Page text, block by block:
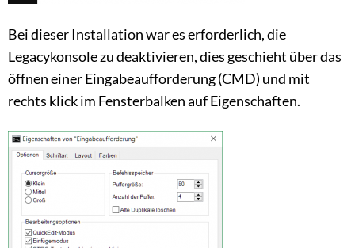
Bei dieser Installation war es erforderlich, die
Legacykonsole zu deaktivieren, dies geschieht über das
öffnen einer Eingabeaufforderung (CMD) und mit
rechts klick im Fensterbalken auf Eigenschaften.